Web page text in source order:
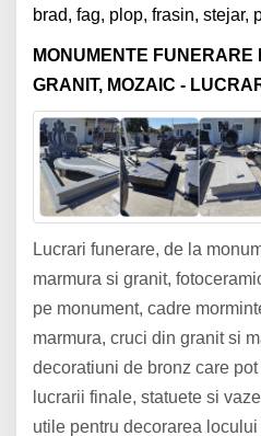
brad, fag, plop, frasin, stejar,
MONUMENTE FUNERARE
GRANIT, MOZAIC -
Lucrari funerare, de la
marmura si granit,
pe monument, cadre
marmura, cruci din granit si
decoratiuni de bronz care
lucrarii finale, statuete si
utile pentru decorarea